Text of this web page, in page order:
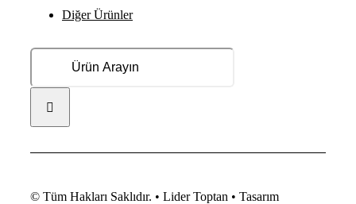
Diğer Ürünler
Search
© Tüm Hakları Saklıdır. • Lider Toptan • Tasarım